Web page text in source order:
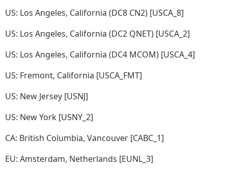
US: Los Angeles, California (DC8 CN2) [USCA_8]
US: Los Angeles, California (DC2 QNET) [USCA_2]
US: Los Angeles, California (DC4 MCOM) [USCA_4]
US: Fremont, California [USCA_FMT]
US: New Jersey [USNJ]
US: New York [USNY_2]
CA: British Columbia, Vancouver [CABC_1]
EU: Amsterdam, Netherlands [EUNL_3]